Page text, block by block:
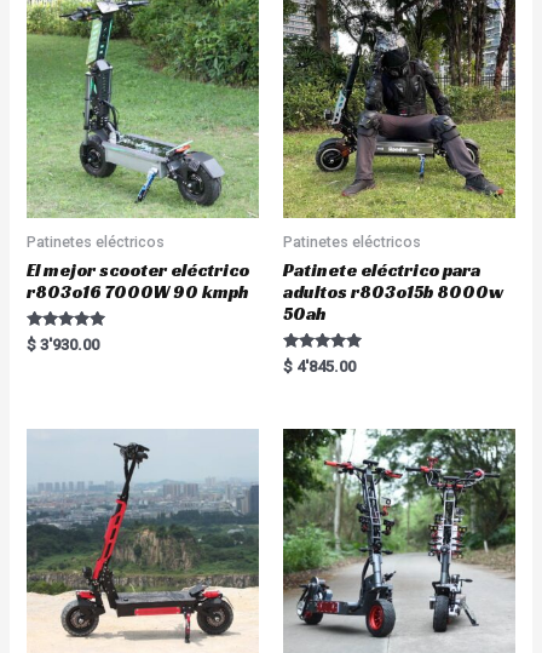
Patinetes eléctricos
El mejor scooter eléctrico
r803o16 7000W 90 kmph
Rated
5.00
$ 3'930.00
Patinetes eléctricos
Patinete eléctrico para
adultos r803o15b 8000w
50ah
Rated
5.00
$ 4'845.00